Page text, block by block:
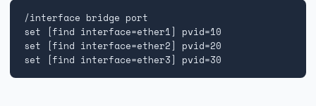
/interface bridge port
set [find interface=ether1] pvid=10
set [find interface=ether2] pvid=20
set [find interface=ether3] pvid=30